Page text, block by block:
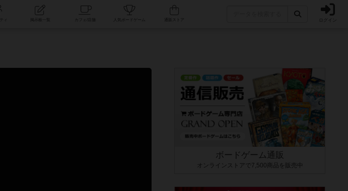
コミュニティ 人気ボードゲーム ログイン
ボードゲーム通販
オンラインストアで7,500商品を販売中